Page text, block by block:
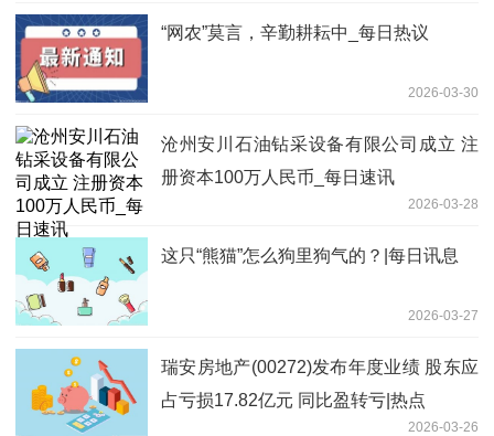
“网农”莫言，辛勤耕耘中_每日热议
2026-03-30
沧州安川石油钻采设备有限公司成立 注
册资本100万人民币_每日速讯
2026-03-28
这只“熊猫”怎么狗里狗气的？|每日讯息
2026-03-27
瑞安房地产(00272)发布年度业绩 股东应
占亏损17.82亿元 同比盈转亏|热点
2026-03-26